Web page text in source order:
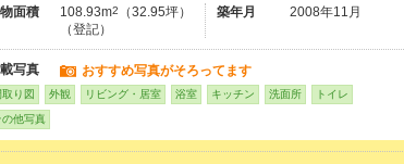
面積 108.93m2
（32.95坪）
（登記）
築年月 2008年11月
写真 おすすめ写真がそろってます
取り図 外観 リビング・居室 浴室 キッチン 洗面所 トイレ
の他写真